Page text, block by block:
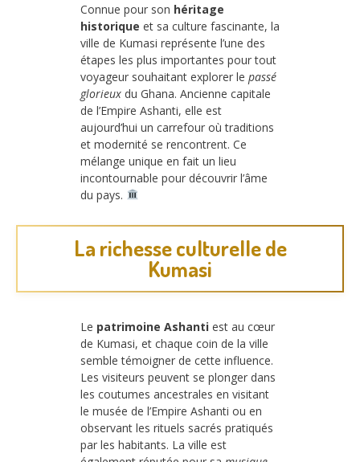
Connue pour son héritage
historique et sa culture fascinante, la
ville de Kumasi représente l’une des
étapes les plus importantes pour tout
voyageur souhaitant explorer le passé
glorieux du Ghana. Ancienne capitale
de l’Empire Ashanti, elle est
aujourd’hui un carrefour où traditions
et modernité se rencontrent. Ce
mélange unique en fait un lieu
incontournable pour découvrir l’âme
du pays.
La richesse culturelle de
Kumasi
Le patrimoine Ashanti est au cœur
de Kumasi, et chaque coin de la ville
semble témoigner de cette influence.
Les visiteurs peuvent se plonger dans
les coutumes ancestrales en visitant
le musée de l’Empire Ashanti ou en
observant les rituels sacrés pratiqués
par les habitants. La ville est